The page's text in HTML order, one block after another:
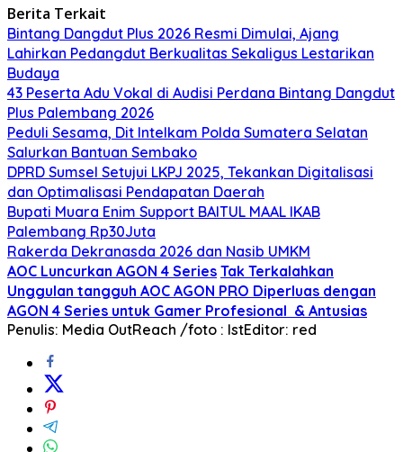
Berita Terkait
Bintang Dangdut Plus 2026 Resmi Dimulai, Ajang
Lahirkan Pedangdut Berkualitas Sekaligus Lestarikan
Budaya
43 Peserta Adu Vokal di Audisi Perdana Bintang Dangdut
Plus Palembang 2026
Peduli Sesama, Dit Intelkam Polda Sumatera Selatan
Salurkan Bantuan Sembako
DPRD Sumsel Setujui LKPJ 2025, Tekankan Digitalisasi
dan Optimalisasi Pendapatan Daerah
Bupati Muara Enim Support BAITUL MAAL IKAB
Palembang Rp30Juta
Rakerda Dekranasda 2026 dan Nasib UMKM
AOC Luncurkan AGON 4 Series Tak Terkalahkan
Unggulan tangguh AOC AGON PRO Diperluas dengan
AGON 4 Series untuk Gamer Profesional & Antusias
Penulis: Media OutReach /foto : IstEditor: red